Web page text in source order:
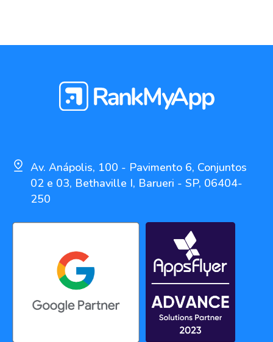
Av. Anápolis, 100 - Pavimento 6, Conjuntos
02 e 03, Bethaville I, Barueri - SP, 06404-
250